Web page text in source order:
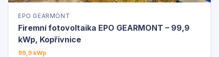
EPO GEARMONT
Firemní fotovoltaika EPO GEARMONT – 99,9
kWp, Kopřivnice
99,9 kWp